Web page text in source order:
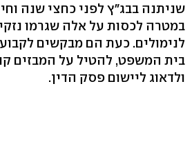
שניתנה בבג"ץ לפני כחצי שנה
במטרה לכסות על אלה שגרמו
לנימולים. כעת הם מבקשים לקבוע
בית המשפט, להטיל על המבזים
ולדאוג ליישום פסק הדין.